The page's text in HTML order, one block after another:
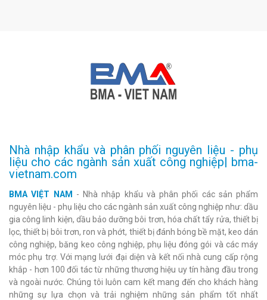
Nhà nhập khẩu và phân phối nguyên liệu - phụ
liệu cho các ngành sản xuất công nghiệp| bma-
vietnam.com
BMA VIỆT NAM
- Nhà nhập khẩu và phân phối các sản phẩm
nguyên liệu - phụ liệu cho các ngành sản xuất công nghiệp như: dầu
gia công linh kiện, dầu bảo dưỡng bôi trơn, hóa chất tẩy rửa, thiết bị
lọc, thiết bị bôi trơn, ron và phớt, thiết bị đánh bóng bề mặt, keo dán
công nghiệp, băng keo công nghiệp, phụ liệu đóng gói và các máy
móc phụ trợ. Với mạng lưới đại diện và kết nối nhà cung cấp rộng
khắp - hơn 100 đối tác từ những thương hiệu uy tín hàng đầu trong
và ngoài nước. Chúng tôi luôn cam kết mang đến cho khách hàng
những sự lựa chọn và trải nghiệm những sản phẩm tốt nhất